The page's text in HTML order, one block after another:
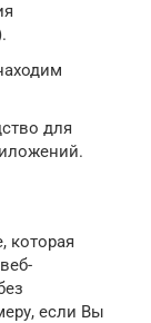
для
которая
если Вы